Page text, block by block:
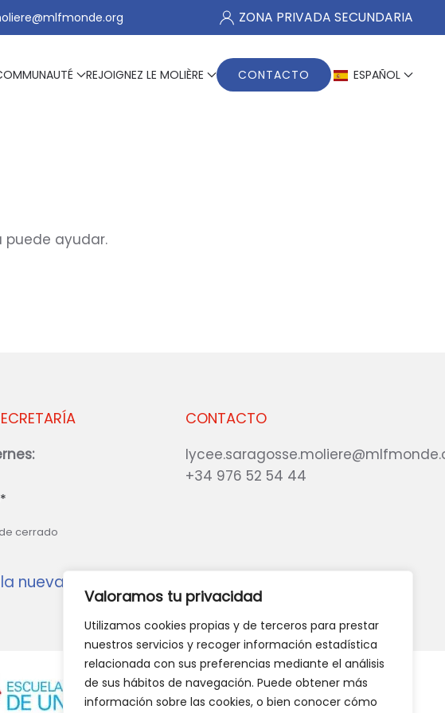
Valoramos tu privacidad
Utilizamos cookies propias y de terceros para prestar
nuestros servicios y recoger información estadística
relacionada con sus preferencias mediante el análisis
de sus hábitos de navegación. Puede obtener más
información sobre las cookies, o bien conocer cómo
ZONA PRIVADA SECUNDARIA
REJOIGNEZ LE MOLIÈRE CONTACTO ESPAÑOL
puede ayudar.
CONTACTO
+34 976 52 54 44
cerrado
nueva web?